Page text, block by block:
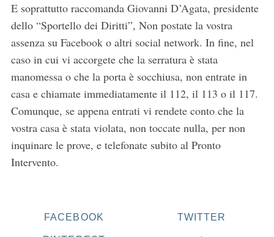
E soprattutto raccomanda Giovanni D’Agata, presidente
dello “Sportello dei Diritti”, Non postate la vostra
assenza su Facebook o altri social network. In fine, nel
caso in cui vi accorgete che la serratura è stata
manomessa o che la porta è socchiusa, non entrate in
casa e chiamate immediatamente il 112, il 113 o il 117.
Comunque, se appena entrati vi rendete conto che la
vostra casa è stata violata, non toccate nulla, per non
inquinare le prove, e telefonate subito al Pronto
Intervento.
FACEBOOK TWITTER
e
a
r
c
r